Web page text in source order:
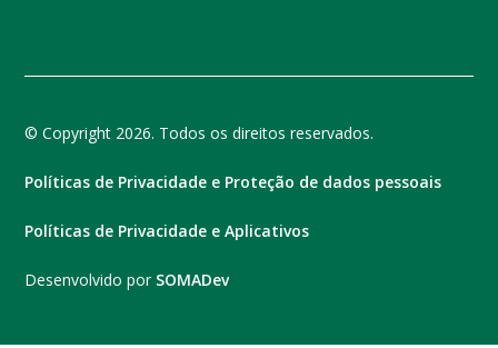
© Copyright 2026. Todos os direitos reservados.
Políticas de Privacidade e Proteção de dados pessoais
Políticas de Privacidade e Aplicativos
Desenvolvido por SOMADev